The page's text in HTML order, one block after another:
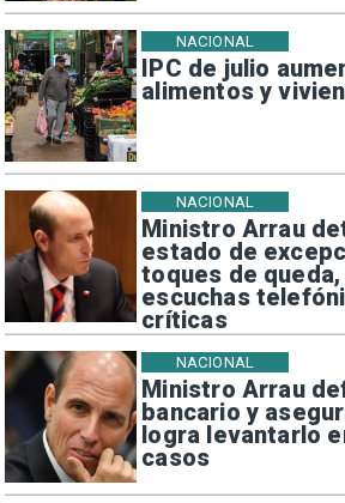
IPC de julio
alimentos y
NACIONAL
Ministro Arrau
estado de
toques de
escuchas
críticas
NACIONAL
Ministro Arrau
bancario y
logra levantarlo
casos
NACIONAL